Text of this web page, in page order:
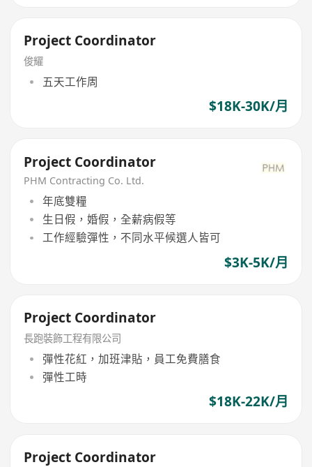
Project Coordinator
俊耀
五天工作周
$18K-30K/月
Project Coordinator
PHM Contracting Co. Ltd.
年底雙糧
生日假，婚假，全薪病假等
工作經驗彈性，不同水平候選人皆可
$3K-5K/月
Project Coordinator
長跑裝飾工程有限公司
彈性花紅，加班津貼，員工免費膳食
彈性工時
$18K-22K/月
Project Coordinator